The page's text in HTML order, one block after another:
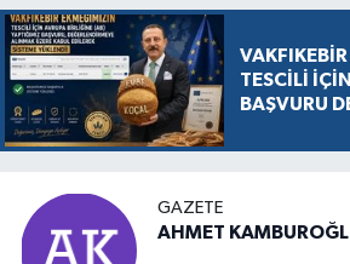
TESCİLİ
BAŞVURU
RESMEN
GAZETE
AHMET